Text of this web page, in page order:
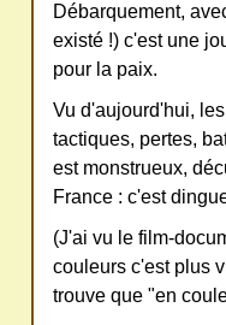
Débarquement,
existé !) c'est une
pour la paix.
Vu d'aujourd'hui,
tactiques, pertes,
est monstrueux,
France : c'est
(J'ai vu le film-
couleurs c'est plus
trouve que "en